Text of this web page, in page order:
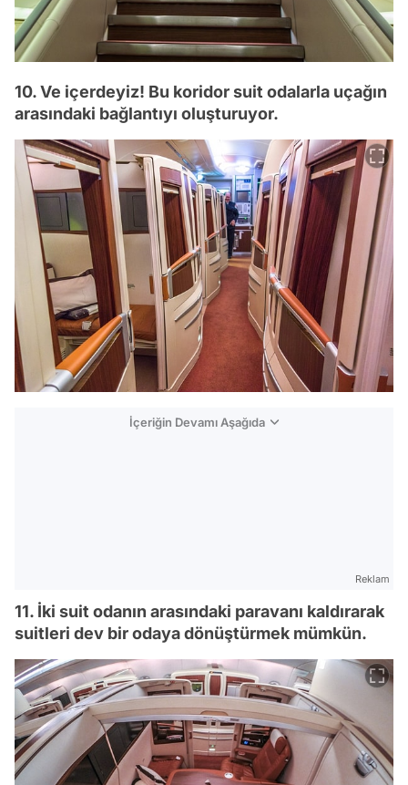
10. Ve içerdeyiz! Bu koridor suit odalarla uçağın
arasındaki bağlantıyı oluşturuyor.
İçeriğin Devamı Aşağıda
Reklam
11. İki suit odanın arasındaki paravanı kaldırarak
suitleri dev bir odaya dönüştürmek mümkün.